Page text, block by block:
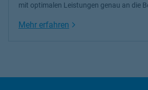
mit optimalen Leistungen genau an die
Mehr erfahren Link Opens in New Tab